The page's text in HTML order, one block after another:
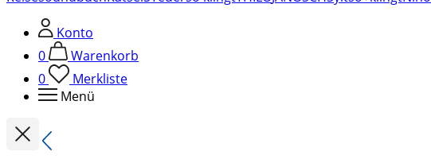
Konto
0
Warenkorb
0
Merkliste
Menü